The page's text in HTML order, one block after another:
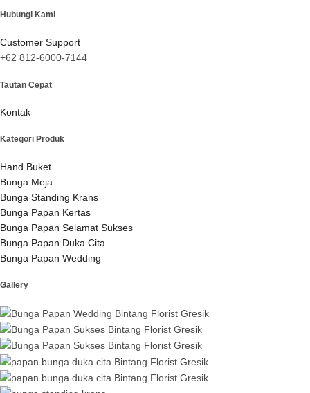
Hubungi Kami
Customer Support
+62 812-6000-7144
Tautan Cepat
Kontak
Kategori Produk
Hand Buket
Bunga Meja
Bunga Standing Krans
Bunga Papan Kertas
Bunga Papan Selamat Sukses
Bunga Papan Duka Cita
Bunga Papan Wedding
Gallery